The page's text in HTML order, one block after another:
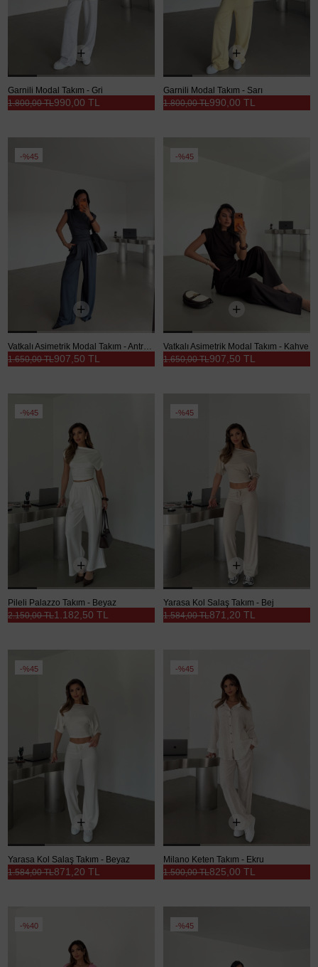
Garnili Modal Takım - Gri
990,00 TL
1.800,00 TL
Garnili Modal Takım - Sarı
990,00 TL
1.800,00 TL
%45
Vatkalı Asimetrik Modal Takım - Antrasit
907,50 TL
1.650,00 TL
%45
Vatkalı Asimetrik Modal Takım - Kahve
907,50 TL
1.650,00 TL
%45
Pileli Palazzo Takım - Beyaz
1.182,50 TL
2.150,00 TL
%45
Yarasa Kol Salaş Takım - Bej
871,20 TL
1.584,00 TL
%45
Yarasa Kol Salaş Takım - Beyaz
871,20 TL
1.584,00 TL
%45
Milano Keten Takım - Ekru
825,00 TL
1.500,00 TL
%40 %45